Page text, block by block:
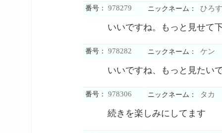
番号： 978279 ニックネーム： ひろ
いいですね。もっと見せて
番号： 978282 ニックネーム： ケン
いいですね、もっと見たい
番号： 978306 ニックネーム： タカ
続きを楽しみにしてます